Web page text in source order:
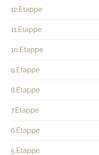
12.Etappe
11.Etappe
10.Etappe
9.Etappe
8.Etappe
7.Etappe
6.Etappe
5.Etappe